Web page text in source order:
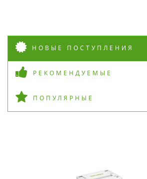
НОВЫЕ ПОСТУПЛЕНИЯ
РЕКОМЕНДУЕМЫЕ
ПОПУЛЯРНЫЕ